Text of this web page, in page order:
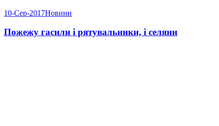
10-Сер-2017Новини
Пожежу гасили і рятувальники, і селяни